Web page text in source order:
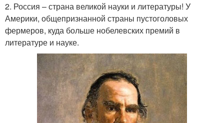
2. Россия – страна великой науки и литературы! У
Америки, общепризнанной страны пустоголовых
фермеров, куда больше нобелевских премий в
литературе и науке.